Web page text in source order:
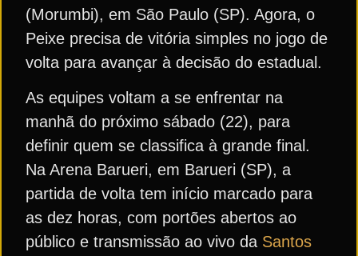
(Morumbi), em São Paulo (SP). Agora, o
Peixe precisa de vitória simples no jogo de
volta para avançar à decisão do estadual.
As equipes voltam a se enfrentar na
manhã do próximo sábado (22), para
definir quem se classifica à grande final.
Na Arena Barueri, em Barueri (SP), a
partida de volta tem início marcado para
as dez horas, com portões abertos ao
público e transmissão ao vivo da Santos